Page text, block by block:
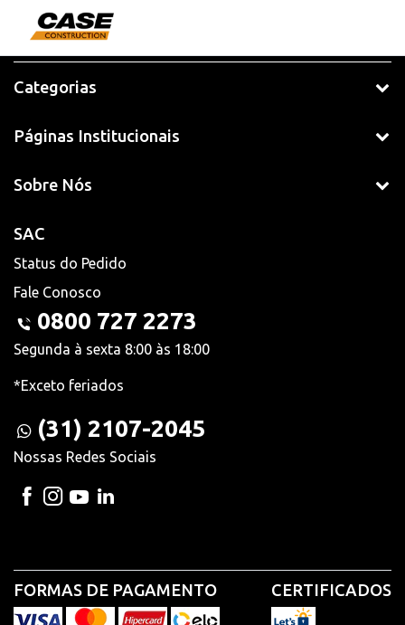
Categorias
Páginas Institucionais
Sobre Nós
SAC
Status do Pedido
Fale Conosco
0800 727 2273
Segunda à sexta 8:00 às 18:00
*Exceto feriados
(31) 2107-2045
Nossas Redes Sociais
FORMAS DE PAGAMENTO CERTIFICADOS